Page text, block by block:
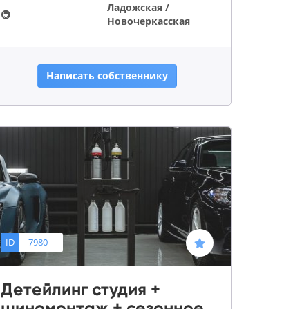
🚇
Ладожская /
Новочеркасская
Написать собственнику
ID 7980
Детейлинг студия +